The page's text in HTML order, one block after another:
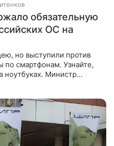
обязательную
ОС на
но выступили против
по смартфонам. Узнайте,
ноутбуках. Министр